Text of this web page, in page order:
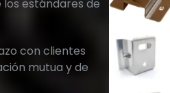
estándares de
con clientes
mutua y de